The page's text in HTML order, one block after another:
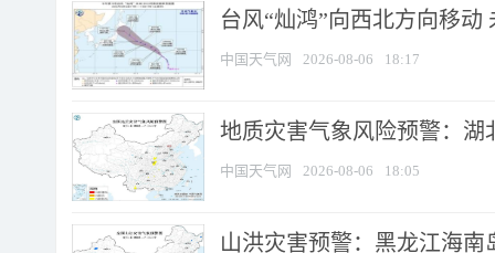
台风“灿鸿”向西北方向移动
中国天气网 2026-08-06 18:17
地质灾害气象风险预警：湖
中国天气网 2026-08-06 18:05
山洪灾害预警：黑龙江海